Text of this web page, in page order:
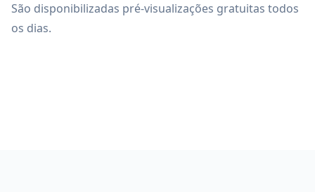
São disponibilizadas pré-visualizações gratuitas todos
os dias.